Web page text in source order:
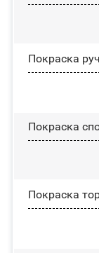
Покраска
Покраска
Покраска